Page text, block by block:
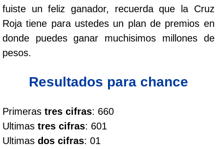
Cafeterito Tarde
Cafeterito Noche
Chontico Día
fuiste un feliz ganador, recuerda que la Cruz
Roja tiene para ustedes un plan de premios en
donde puedes ganar muchisimos millones de
pesos.
Resultados para chance
Primeras tres cifras: 660
Ultimas tres cifras: 601
Ultimas dos cifras: 01